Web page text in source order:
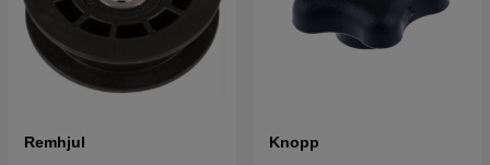
Remhjul Knopp